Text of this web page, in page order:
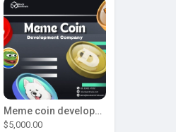
Meme coin development company
$5,000.00